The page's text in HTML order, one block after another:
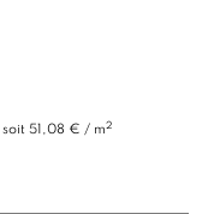
soit 51,08 € / m2